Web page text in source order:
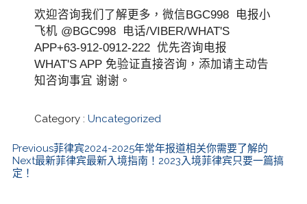
欢迎咨询我们了解更多，微信BGC998 电报小
飞机 @BGC998 电话/VIBER/WHAT'S
APP+63-912-0912-222 优先咨询电报
WHAT'S APP 免验证直接咨询，添加请主动告
知咨询事宜 谢谢。
Category : Uncategorized
Previous菲律宾2024-2025年常年报道相关你需要了解的
Next最新菲律宾最新入境指南！2023入境菲律宾只要一篇搞
定！